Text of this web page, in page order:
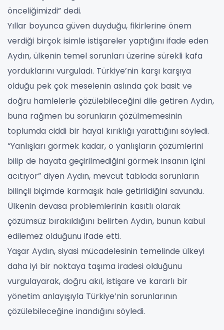
önceliğimizdi” dedi.
Yıllar boyunca güven duyduğu, fikirlerine önem
verdiği birçok isimle istişareler yaptığını ifade eden
Aydın, ülkenin temel sorunları üzerine sürekli kafa
yorduklarını vurguladı. Türkiye’nin karşı karşıya
olduğu pek çok meselenin aslında çok basit ve
doğru hamlelerle çözülebileceğini dile getiren Aydın,
buna rağmen bu sorunların çözülmemesinin
toplumda ciddi bir hayal kırıklığı yarattığını söyledi.
“Yanlışları görmek kadar, o yanlışların çözümlerini
bilip de hayata geçirilmediğini görmek insanın içini
acıtıyor” diyen Aydın, mevcut tabloda sorunların
bilinçli biçimde karmaşık hale getirildiğini savundu.
Ülkenin devasa problemlerinin kasıtlı olarak
çözümsüz bırakıldığını belirten Aydın, bunun kabul
edilemez olduğunu ifade etti.
Yaşar Aydın, siyasi mücadelesinin temelinde ülkeyi
daha iyi bir noktaya taşıma iradesi olduğunu
vurgulayarak, doğru akıl, istişare ve kararlı bir
yönetim anlayışıyla Türkiye’nin sorunlarının
çözülebileceğine inandığını söyledi.